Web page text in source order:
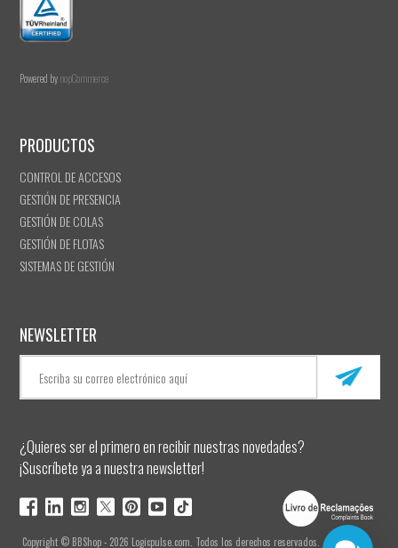
Powered bynopCommerce
PRODUCTOS
CONTROL DE ACCESOS
GESTIÓN DE PRESENCIA
GESTIÓN DE COLAS
GESTIÓN DE FLOTAS
SISTEMAS DE GESTIÓN
NEWSLETTER
¿Quieres ser el primero en recibir nuestras novedades?
¡Suscríbete ya a nuestra newsletter!
Copyright © BBShop - 2026 Logicpulse.com. Todos los derechos reservados.